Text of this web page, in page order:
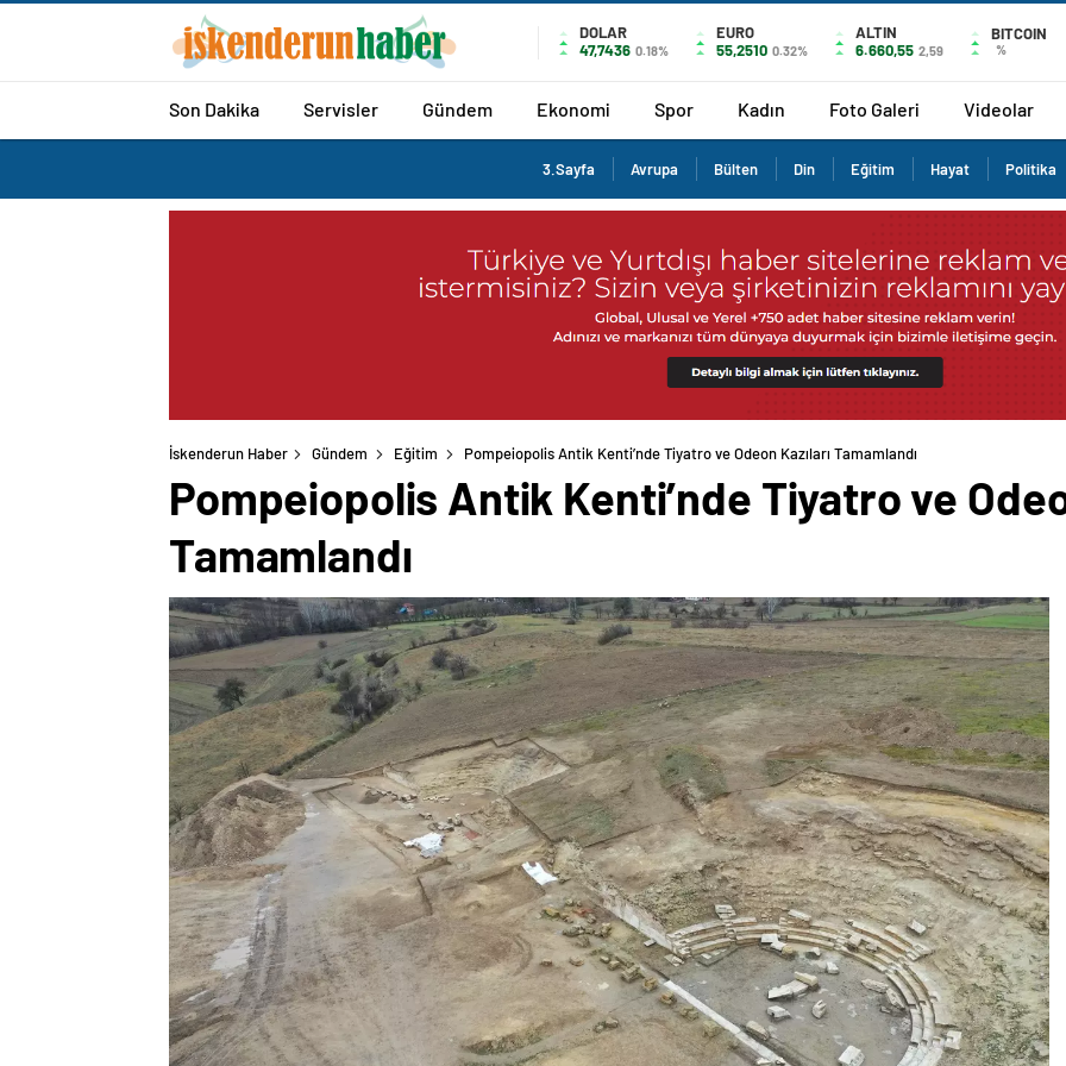
DOLAR
47,7436 0.18%
EURO
55,2510 0.32%
ALTIN
6.660,55 2,59
BITCOIN
%
Son Dakika Servisler Gündem Ekonomi Spor Kadın Foto Galeri Videolar
3.Sayfa Avrupa Bülten Din Eğitim Hayat Politika
İskenderun Haber Gündem Eğitim Pompeiopolis Antik Kenti’nde Tiyatro ve Odeon Kazıları Tamamlandı
Pompeiopolis Antik Kenti’nde Tiyatro ve
Tamamlandı